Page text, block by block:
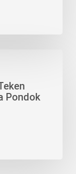
Pondok